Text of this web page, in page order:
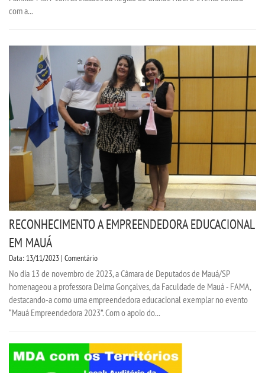
com a...
RECONHECIMENTO A EMPREENDEDORA EDUCACIONAL
EM MAUÁ
Data: 13/11/2023 | Comentário
No dia 13 de novembro de 2023, a Câmara de Deputados de Mauá/SP
homenageou a professora Delma Gonçalves, da Faculdade de Mauá - FAMA,
destacando-a como uma empreendedora educacional exemplar no evento
“Mauá Empreendedora 2023”. Com o apoio do...